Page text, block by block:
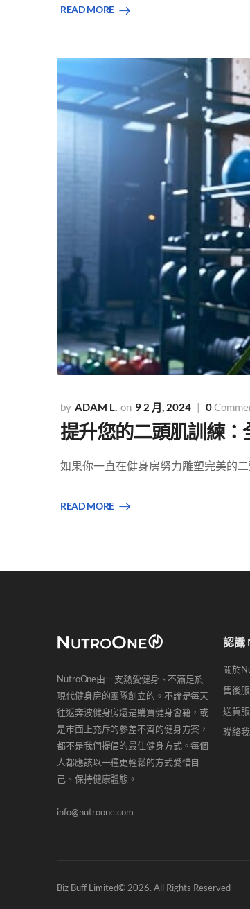
READ MORE
ADAM L. 9 2 月, 2024 0
提升您的二頭肌訓練
如果你一直在健身房努力雕塑完美的二
READ MORE
NutroOne由一支熱愛健身、不滿足於
現代健身房的團隊創立的。不論是每天
往返奔波健身房還是購買健身會籍，或
是市面上充斥的參差不齊的健身方案，
都不是我們提倡的最佳健身方式。每個
人都應該以一種更輕鬆的方式愛惜自
己、保持健康體態。
info@nutroone.com
認識
關於
售後
送貨
聯絡
Biz Buff Limited© 2026. All Rights Reserved